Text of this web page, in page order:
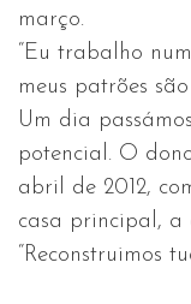
março.
“Eu trabalho
meus patrões
Um dia
potencial. O
abril de 2012,
casa principal, a
“Reconstruimos